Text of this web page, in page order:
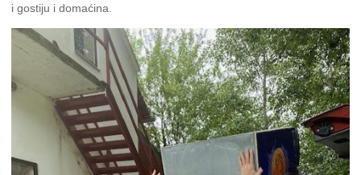
i gostiju i domaćina.